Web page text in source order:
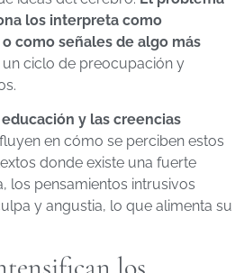
los interpreta como
como señales de algo más
ciclo de preocupación y
y las creencias
en cómo se perciben estos
donde existe una fuerte
los pensamientos intrusivos
y angustia, lo que alimenta su